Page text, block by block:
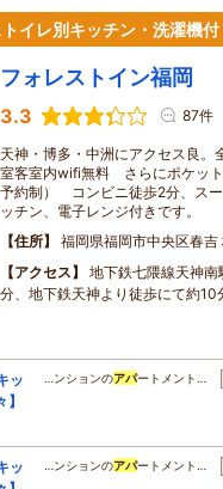
イレ別キッチン・洗濯機付
フォレストイン福岡
3.3 87件
天神・博多・中洲にアクセス良
室客室内wifi無料 さらにポケッ
予約制） コンビニ徒歩2分、ス
ッチン、電子レンジ付きです。
住所
福岡県福岡市中央区春
アクセス
地下鉄七隈線天神
分、地下鉄天神より徒歩にて約10
ッ
…ンションのアパートメント…
ッ
…ンションのアパートメント…